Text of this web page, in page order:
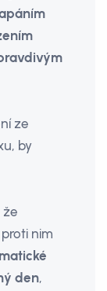
ze
by
že
nim
den,